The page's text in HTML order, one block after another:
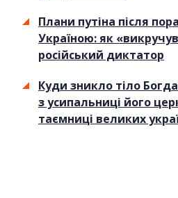
Плани путіна після
Україною: як
російський диктатор
Куди зникло тіло
з усипальниці його
таємниці великих